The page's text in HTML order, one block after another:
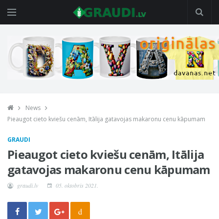
News
Pieaugot cieto kviešu cenām, Itālija gatavojas makaronu cenu kāpumam
GRAUDI
Pieaugot cieto kviešu cenām, Itālija
gatavojas makaronu cenu kāpumam
graudi.lv 05. oktobris 2021.
d